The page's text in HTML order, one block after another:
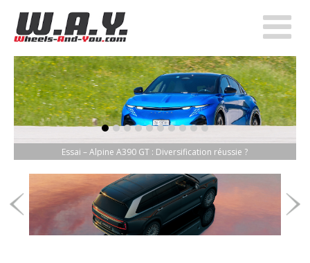
Essai – Alpine A390 GT : Diversification réussie ?
item-0
item-1
item-2
item-3
item-4
item-5
item-6
item-7
item-8
item-9